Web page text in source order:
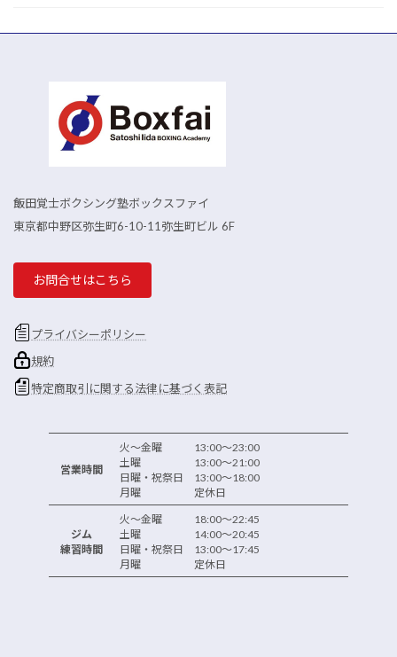
飯田覚士ボクシング塾ボックスファイ
東京都中野区弥生町6-10-11弥生町ビル 6F
お問合せはこちら
プライバシーポリシー
規約
特定商取引に関する法律に基づく表記
営業時間
火～金曜 13:00～23:00
土曜 13:00～21:00
日曜・祝祭日 13:00～18:00
月曜 定休日
ジム
練習時間
火～金曜 18:00～22:45
土曜 14:00～20:45
日曜・祝祭日 13:00～17:45
月曜 定休日